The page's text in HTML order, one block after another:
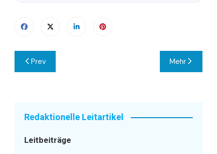
Beitragsnavigation
Prev Mehr
Redaktionelle Leitartikel
Leitbeiträge